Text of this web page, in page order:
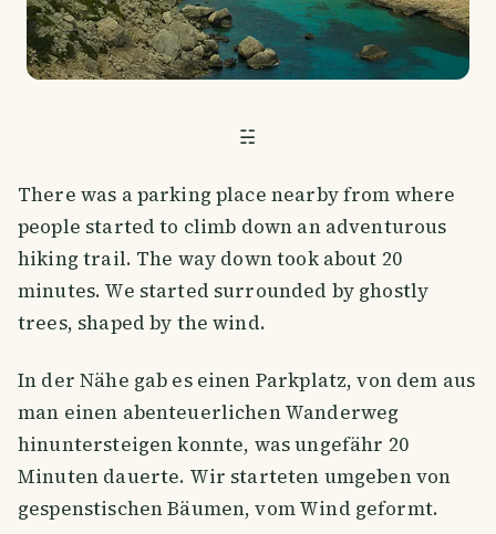
☵
There was a parking place nearby from where
people started to climb down an adventurous
hiking trail. The way down took about 20
minutes. We started surrounded by ghostly
trees, shaped by the wind.
In der Nähe gab es einen Parkplatz, von dem aus
man einen abenteuerlichen Wanderweg
hinuntersteigen konnte, was ungefähr 20
Minuten dauerte. Wir starteten umgeben von
gespenstischen Bäumen, vom Wind geformt.